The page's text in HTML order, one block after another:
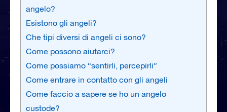
angelo?
Esistono gli angeli?
Che tipi diversi di angeli ci sono?
Come possono aiutarci?
Come possiamo “sentirli, percepirli”
Come entrare in contatto con gli angeli
Come faccio a sapere se ho un angelo
custode?